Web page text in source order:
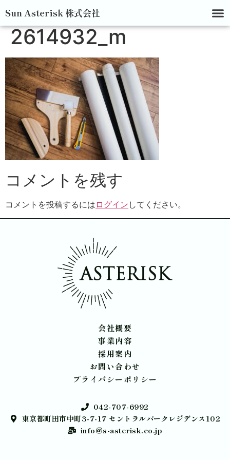
Sun Asterisk 株式会社
2614932_m
コメントを残す
コメントを投稿するには ログイン してください。
会社概要
事業内容
採用案内
お問い合わせ
プライバシーポリシー
042-707-6992
東京都町田市中町3-7-17 セントラルパークレジデンス102
info@s-asterisk.co.jp